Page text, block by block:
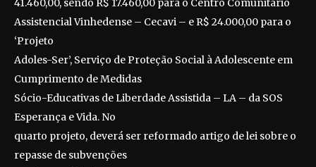
41.460,00, sendo R$ 17.460,00 para o Centro Comunitário
Assistencial Vinhedense – Cecavi – e R$ 24.000,00 para o
‘Projeto
Adoles-Ser’, Serviço de Proteção Social à Adolescente em
Cumprimento de Medidas
Sócio-Educativas de Liberdade Assistida – LA – da SOS
Esperança e Vida. No
quarto projeto, deverá ser reformado artigo de lei sobre o
repasse de subvenções